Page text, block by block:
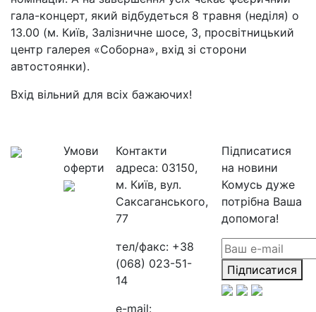
гала-концерт, який відбудеться 8 травня (неділя) о
13.00 (м. Київ, Залізничне шосе, 3, просвітницький
центр галерея «Соборна», вхід зі сторони
автостоянки).
Вхід вільний для всіх бажаючих!
Умови
оферти
Контакти
адреса: 03150,
м. Київ, вул.
Саксаганського,
77
тел/факс: +38
(068) 023-51-
14
e-mail:
Підписатися
на новини
Комусь дуже
потрібна Ваша
допомога!
Підписатися